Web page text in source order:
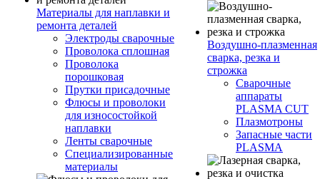
Материалы для наплавки и
ремонта деталей
Электроды сварочные
Проволока сплошная
Проволока
порошковая
Прутки присадочные
Флюсы и проволоки
для износостойкой
наплавки
Ленты сварочные
Специализированные
материалы
Воздушно-плазменная
сварка, резка и
строжка
Сварочные
аппараты
PLASMA CUT
Плазмотроны
Запасные части
PLASMA